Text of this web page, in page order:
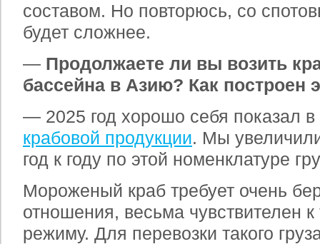
составом. Но повторюсь, со
будет сложнее.
— Продолжаете ли вы возить
бассейна в Азию? Как построен
— 2025 год хорошо себя показал
крабовой продукции. Мы
год к году по этой номенклатуре
Мороженый краб требует очень
отношения, весьма чувствителен
режиму. Для перевозки такого